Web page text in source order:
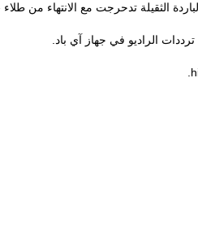
الثقيلة تدحرجت مع الانتهاء من طلاء